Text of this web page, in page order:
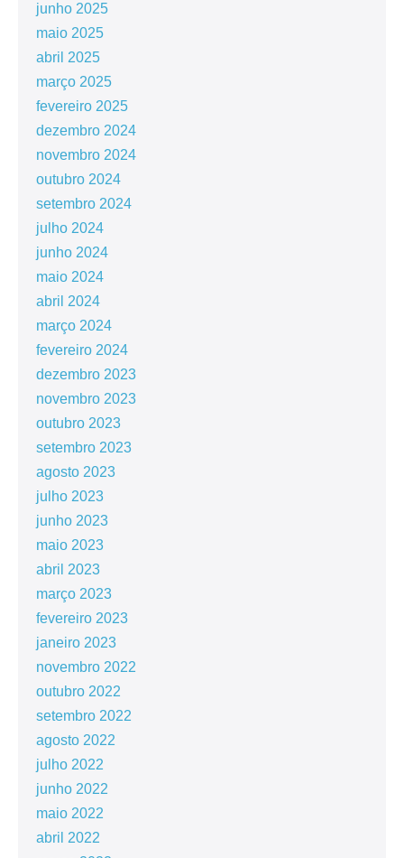
junho 2025
maio 2025
abril 2025
março 2025
fevereiro 2025
dezembro 2024
novembro 2024
outubro 2024
setembro 2024
julho 2024
junho 2024
maio 2024
abril 2024
março 2024
fevereiro 2024
dezembro 2023
novembro 2023
outubro 2023
setembro 2023
agosto 2023
julho 2023
junho 2023
maio 2023
abril 2023
março 2023
fevereiro 2023
janeiro 2023
novembro 2022
outubro 2022
setembro 2022
agosto 2022
julho 2022
junho 2022
maio 2022
abril 2022